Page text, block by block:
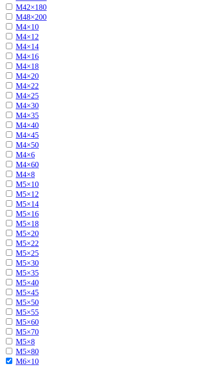
М42×180
М48×200
М4×10
М4×12
М4×14
М4×16
М4×18
М4×20
М4×22
М4×25
М4×30
М4×35
М4×40
М4×45
М4×50
М4×6
М4×60
М4×8
М5×10
М5×12
М5×14
М5×16
М5×18
М5×20
М5×22
М5×25
М5×30
М5×35
М5×40
М5×45
М5×50
М5×55
М5×60
М5×70
М5×8
М5×80
М6×10